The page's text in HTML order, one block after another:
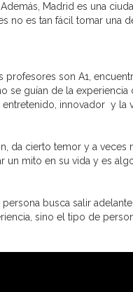
Madrid es una
es tan fácil tomar una
son A1,
guían de la
innovador y la
da cierto temor y a veces
mito en su vida y es
busca salir
sino el tipo de